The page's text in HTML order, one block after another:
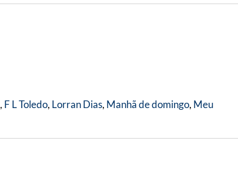
, F L Toledo, Lorran Dias, Manhã de domingo, Meu